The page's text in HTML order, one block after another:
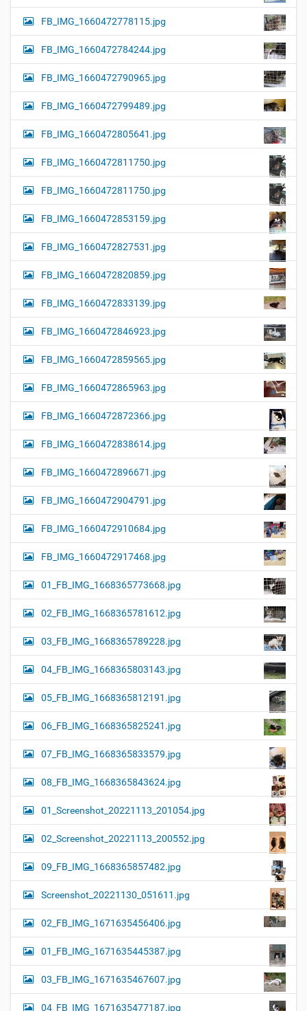
FB_IMG_1660472778115.jpg
FB_IMG_1660472784244.jpg
FB_IMG_1660472790965.jpg
FB_IMG_1660472799489.jpg
FB_IMG_1660472805641.jpg
FB_IMG_1660472811750.jpg
FB_IMG_1660472811750.jpg
FB_IMG_1660472853159.jpg
FB_IMG_1660472827531.jpg
FB_IMG_1660472820859.jpg
FB_IMG_1660472833139.jpg
FB_IMG_1660472846923.jpg
FB_IMG_1660472859565.jpg
FB_IMG_1660472865963.jpg
FB_IMG_1660472872366.jpg
FB_IMG_1660472838614.jpg
FB_IMG_1660472896671.jpg
FB_IMG_1660472904791.jpg
FB_IMG_1660472910684.jpg
FB_IMG_1660472917468.jpg
01_FB_IMG_1668365773668.jpg
02_FB_IMG_1668365781612.jpg
03_FB_IMG_1668365789228.jpg
04_FB_IMG_1668365803143.jpg
05_FB_IMG_1668365812191.jpg
06_FB_IMG_1668365825241.jpg
07_FB_IMG_1668365833579.jpg
08_FB_IMG_1668365843624.jpg
01_Screenshot_20221113_201054.jpg
02_Screenshot_20221113_200552.jpg
09_FB_IMG_1668365857482.jpg
Screenshot_20221130_051611.jpg
02_FB_IMG_1671635456406.jpg
01_FB_IMG_1671635445387.jpg
03_FB_IMG_1671635467607.jpg
04_FB_IMG_1671635477187.jpg